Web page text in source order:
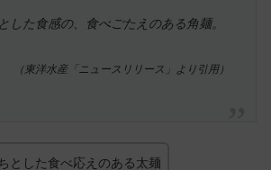
した食感の、食べごたえのある角麺。
（東洋水産「ニュースリリース」より引用）
とした食べ応えのある太麺